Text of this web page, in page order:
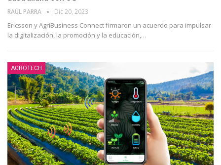
RAÚL PARRA Dic 20, 2023
Ericsson y AgriBusiness Connect firmaron un acuerdo para impulsar
la digitalización, la promoción y la educación,…
AGROTECH